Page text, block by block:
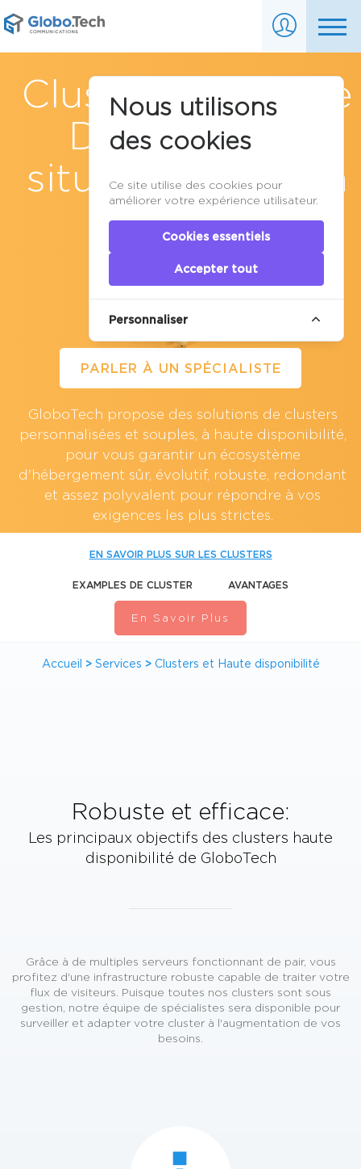
Clusters et Haute
Disponibilité
situés au Canada
PARLER À UN SPÉCIALISTE
GloboTech propose des solutions de clusters
personnalisées et souples, à haute disponibilité,
pour vous garantir un écosystème
d'hébergement sûr, évolutif, robuste, redondant
et assez polyvalent pour répondre à vos
exigences les plus strictes.
EN SAVOIR PLUS SUR LES CLUSTERS
EXAMPLES DE CLUSTER AVANTAGES
En Savoir Plus
Accueil > Services > Clusters et Haute disponibilité
Robuste et efficace:
Les principaux objectifs des clusters haute
disponibilité de GloboTech
Grâce à de multiples serveurs fonctionnant de pair, vous
profitez d'une infrastructure robuste capable de traiter votre
flux de visiteurs. Puisque toutes nos clusters sont sous
gestion, notre équipe de spécialistes sera disponible pour
surveiller et adapter votre cluster à l'augmentation de vos
besoins.
Nous utilisons
des cookies
Ce site utilise des cookies pour
améliorer votre expérience utilisateur.
Cookies essentiels
Accepter tout
Personnaliser